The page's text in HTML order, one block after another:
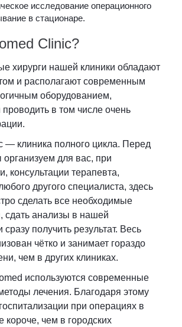
исследование операционного
в стационаре.
Clinic?
хирурги нашей клиники обладают
и располагают современным
оборудованием,
в том числе очень
— клиника полного цикла. Перед
для вас, при
консультации терапевта,
другого специалиста, здесь
сделать все необходимые
сдать анализы в нашей
получить результат. Весь
чётко и занимает гораздо
чем в других клиниках.
используются современные
лечения. Благодаря этому
при операциях в
короче, чем в городских